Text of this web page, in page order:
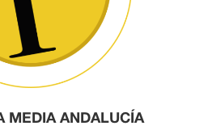
MEDIA ANDALUCÍA